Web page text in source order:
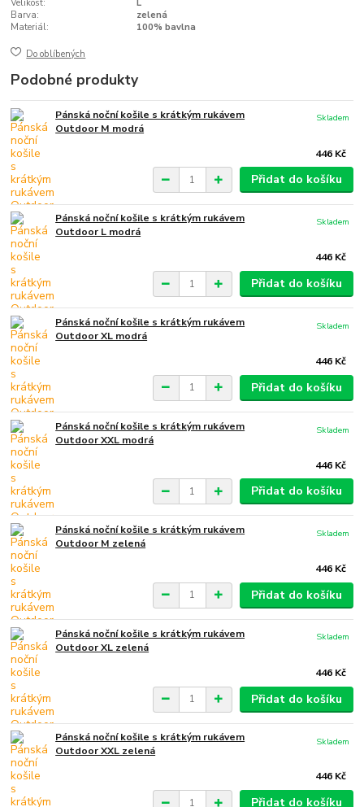
Velikost:
L
Barva:
zelená
Materiál:
100% bavlna
Do oblíbených
Podobné produkty
Pánská noční košile s krátkým rukávem
Outdoor M modrá
446 Kč
Skladem
Přidat do košíku
Pánská noční košile s krátkým rukávem
Outdoor L modrá
446 Kč
Skladem
Přidat do košíku
Pánská noční košile s krátkým rukávem
Outdoor XL modrá
446 Kč
Skladem
Přidat do košíku
Pánská noční košile s krátkým rukávem
Outdoor XXL modrá
446 Kč
Skladem
Přidat do košíku
Pánská noční košile s krátkým rukávem
Outdoor M zelená
446 Kč
Skladem
Přidat do košíku
Pánská noční košile s krátkým rukávem
Outdoor XL zelená
446 Kč
Skladem
Přidat do košíku
Pánská noční košile s krátkým rukávem
Outdoor XXL zelená
446 Kč
Skladem
Přidat do košíku